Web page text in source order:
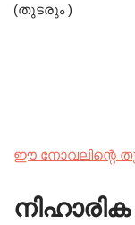
(തുടരും )
ഈ നോവലിന്റെ